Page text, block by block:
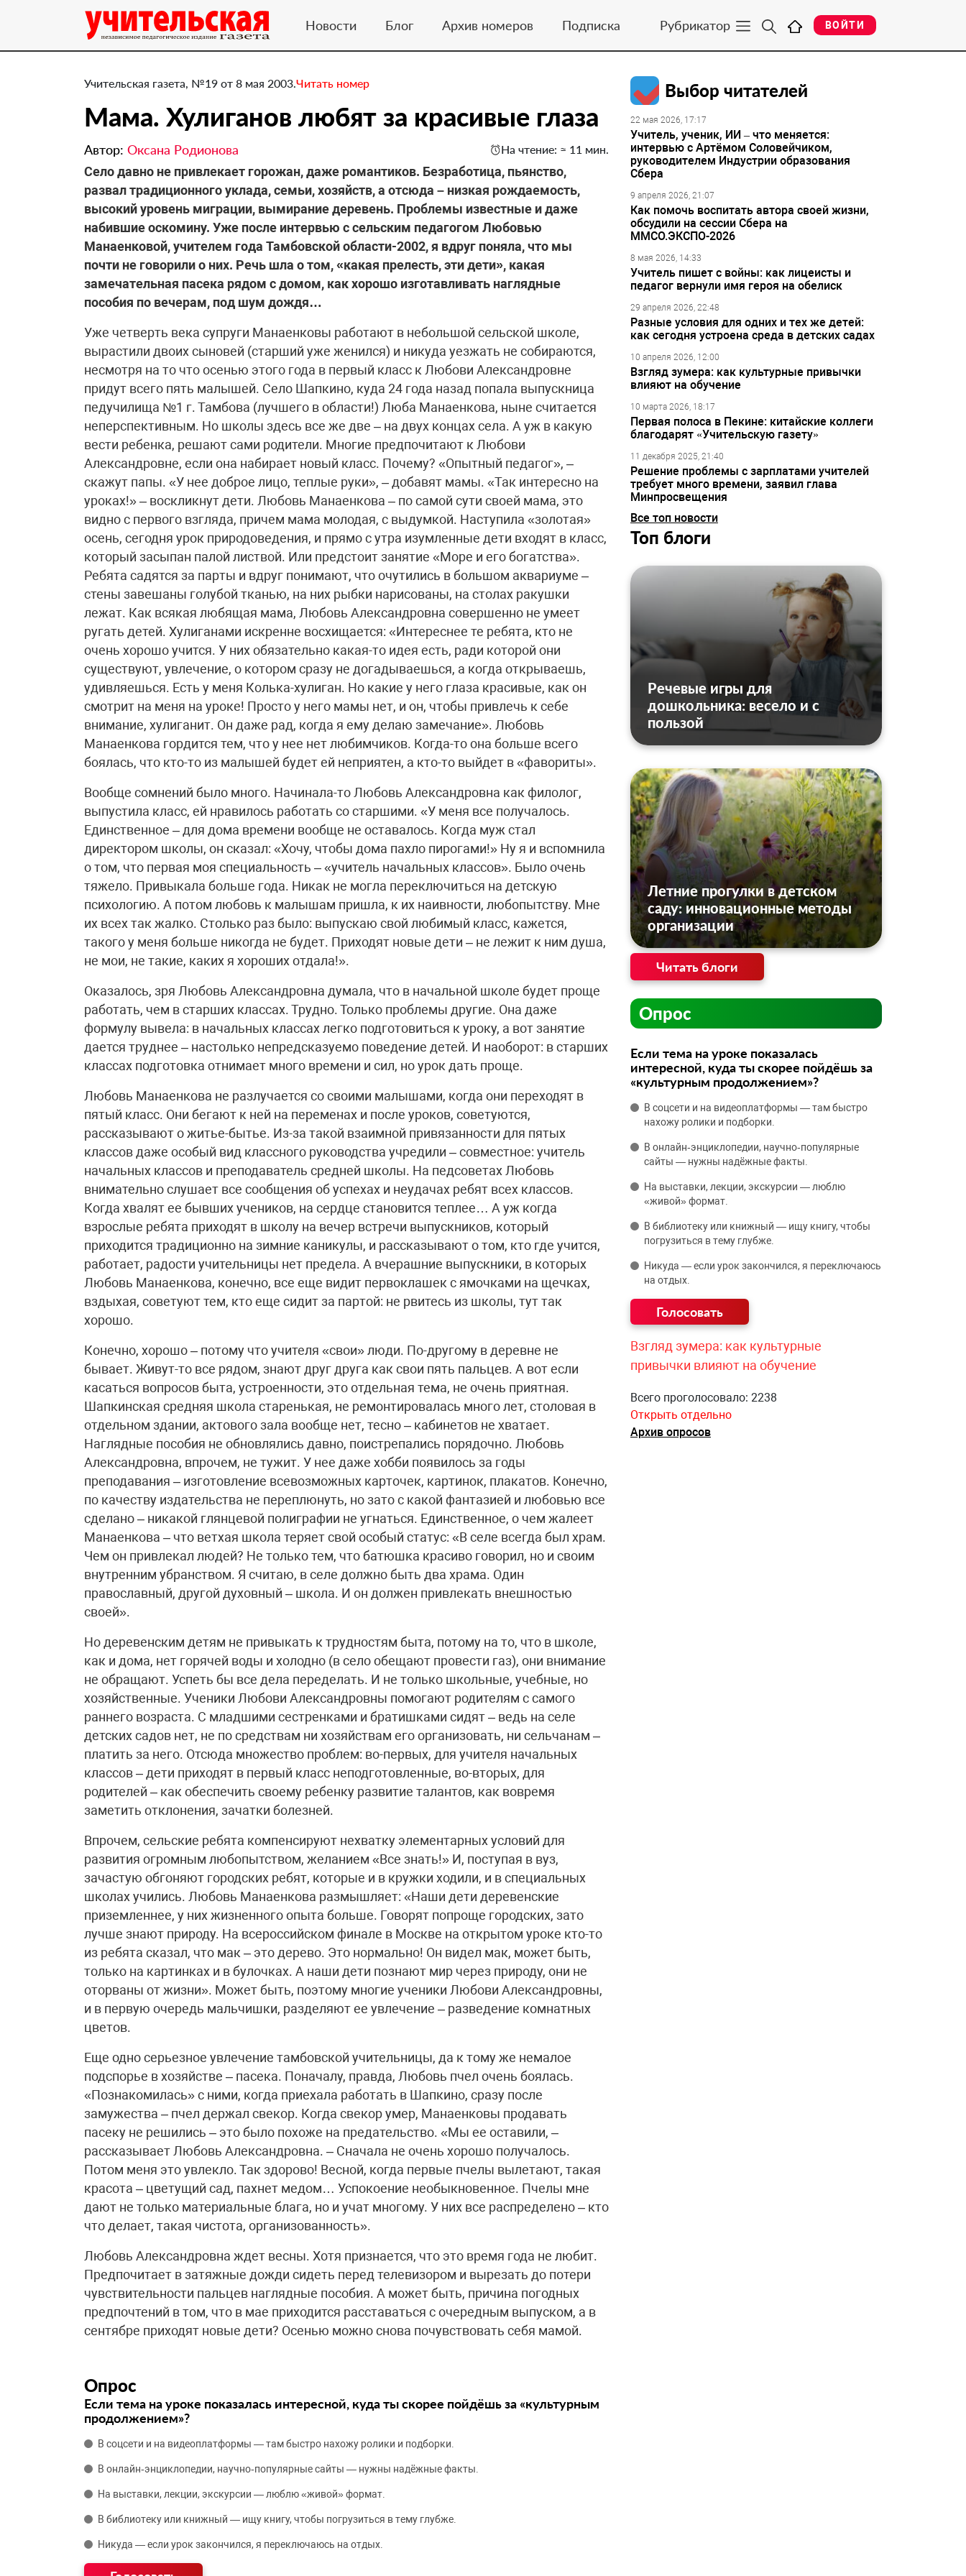
Новости Блог Архив номеров Подписка Рубрикатор ВОЙТИ
Учительская газета, №19 от 8 мая 2003.Читать номер
Мама. Хулиганов любят за красивые глаза
Автор: Оксана Родионова На чтение: ≈ 11 мин.
Село давно не привлекает горожан, даже романтиков. Безработица, пьянство,
развал традиционного уклада, семьи, хозяйств, а отсюда – низкая рождаемость,
высокий уровень миграции, вымирание деревень. Проблемы известные и даже
набившие оскомину. Уже после интервью с сельским педагогом Любовью
Манаенковой, учителем года Тамбовской области-2002, я вдруг поняла, что мы
почти не говорили о них. Речь шла о том, «какая прелесть, эти дети», какая
замечательная пасека рядом с домом, как хорошо изготавливать наглядные
пособия по вечерам, под шум дождя…
Уже четверть века супруги Манаенковы работают в небольшой сельской школе,
вырастили двоих сыновей (старший уже женился) и никуда уезжать не собираются,
несмотря на то что осенью этого года в первый класс к Любови Александровне
придут всего пять малышей. Село Шапкино, куда 24 года назад попала выпускница
педучилища №1 г. Тамбова (лучшего в области!) Люба Манаенкова, ныне считается
неперспективным. Но школы здесь все же две – на двух концах села. А уж в какую
вести ребенка, решают сами родители. Многие предпочитают к Любови
Александровне, если она набирает новый класс. Почему? «Опытный педагог», –
скажут папы. «У нее доброе лицо, теплые руки», – добавят мамы. «Так интересно на
уроках!» – воскликнут дети. Любовь Манаенкова – по самой сути своей мама, это
видно с первого взгляда, причем мама молодая, с выдумкой. Наступила «золотая»
осень, сегодня урок природоведения, и прямо с утра изумленные дети входят в класс,
который засыпан палой листвой. Или предстоит занятие «Море и его богатства».
Ребята садятся за парты и вдруг понимают, что очутились в большом аквариуме –
стены завешаны голубой тканью, на них рыбки нарисованы, на столах ракушки
лежат. Как всякая любящая мама, Любовь Александровна совершенно не умеет
ругать детей. Хулиганами искренне восхищается: «Интереснее те ребята, кто не
очень хорошо учится. У них обязательно какая-то идея есть, ради которой они
существуют, увлечение, о котором сразу не догадываешься, а когда открываешь,
удивляешься. Есть у меня Колька-хулиган. Но какие у него глаза красивые, как он
смотрит на меня на уроке! Просто у него мамы нет, и он, чтобы привлечь к себе
внимание, хулиганит. Он даже рад, когда я ему делаю замечание». Любовь
Манаенкова гордится тем, что у нее нет любимчиков. Когда-то она больше всего
боялась, что кто-то из малышей будет ей неприятен, а кто-то выйдет в «фавориты».
Вообще сомнений было много. Начинала-то Любовь Александровна как филолог,
выпустила класс, ей нравилось работать со старшими. «У меня все получалось.
Единственное – для дома времени вообще не оставалось. Когда муж стал
директором школы, он сказал: «Хочу, чтобы дома пахло пирогами!» Ну я и вспомнила
о том, что первая моя специальность – «учитель начальных классов». Было очень
тяжело. Привыкала больше года. Никак не могла переключиться на детскую
психологию. А потом любовь к малышам пришла, к их наивности, любопытству. Мне
их всех так жалко. Столько раз было: выпускаю свой любимый класс, кажется,
такого у меня больше никогда не будет. Приходят новые дети – не лежит к ним душа,
не мои, не такие, каких я хороших отдала!».
Оказалось, зря Любовь Александровна думала, что в начальной школе будет проще
работать, чем в старших классах. Трудно. Только проблемы другие. Она даже
формулу вывела: в начальных классах легко подготовиться к уроку, а вот занятие
дается труднее – настолько непредсказуемо поведение детей. И наоборот: в старших
классах подготовка отнимает много времени и сил, но урок дать проще.
Любовь Манаенкова не разлучается со своими малышами, когда они переходят в
пятый класс. Они бегают к ней на переменах и после уроков, советуются,
рассказывают о житье-бытье. Из-за такой взаимной привязанности для пятых
классов даже особый вид классного руководства учредили – совместное: учитель
начальных классов и преподаватель средней школы. На педсоветах Любовь
внимательно слушает все сообщения об успехах и неудачах ребят всех классов.
Когда хвалят ее бывших учеников, на сердце становится теплее… А уж когда
взрослые ребята приходят в школу на вечер встречи выпускников, который
приходится традиционно на зимние каникулы, и рассказывают о том, кто где учится,
работает, радости учительницы нет предела. А вчерашние выпускники, в которых
Любовь Манаенкова, конечно, все еще видит первоклашек с ямочками на щечках,
вздыхая, советуют тем, кто еще сидит за партой: не рвитесь из школы, тут так
хорошо.
Конечно, хорошо – потому что учителя «свои» люди. По-другому в деревне не
бывает. Живут-то все рядом, знают друг друга как свои пять пальцев. А вот если
касаться вопросов быта, устроенности, это отдельная тема, не очень приятная.
Шапкинская средняя школа старенькая, не ремонтировалась много лет, столовая в
отдельном здании, актового зала вообще нет, тесно – кабинетов не хватает.
Наглядные пособия не обновлялись давно, поистрепались порядочно. Любовь
Александровна, впрочем, не тужит. У нее даже хобби появилось за годы
преподавания – изготовление всевозможных карточек, картинок, плакатов. Конечно,
по качеству издательства не переплюнуть, но зато с какой фантазией и любовью все
сделано – никакой глянцевой полиграфии не угнаться. Единственное, о чем жалеет
Манаенкова – что ветхая школа теряет свой особый статус: «В селе всегда был храм.
Чем он привлекал людей? Не только тем, что батюшка красиво говорил, но и своим
внутренним убранством. Я считаю, в селе должно быть два храма. Один
православный, другой духовный – школа. И он должен привлекать внешностью
своей».
Но деревенским детям не привыкать к трудностям быта, потому на то, что в школе,
как и дома, нет горячей воды и холодно (в село обещают провести газ), они внимание
не обращают. Успеть бы все дела переделать. И не только школьные, учебные, но
хозяйственные. Ученики Любови Александровны помогают родителям с самого
раннего возраста. С младшими сестренками и братишками сидят – ведь на селе
детских садов нет, не по средствам ни хозяйствам его организовать, ни сельчанам –
платить за него. Отсюда множество проблем: во-первых, для учителя начальных
классов – дети приходят в первый класс неподготовленные, во-вторых, для
родителей – как обеспечить своему ребенку развитие талантов, как вовремя
заметить отклонения, зачатки болезней.
Впрочем, сельские ребята компенсируют нехватку элементарных условий для
развития огромным любопытством, желанием «Все знать!» И, поступая в вуз,
зачастую обгоняют городских ребят, которые и в кружки ходили, и в специальных
школах учились. Любовь Манаенкова размышляет: «Наши дети деревенские
приземленнее, у них жизненного опыта больше. Говорят попроще городских, зато
лучше знают природу. На всероссийском финале в Москве на открытом уроке кто-то
из ребята сказал, что мак – это дерево. Это нормально! Он видел мак, может быть,
только на картинках и в булочках. А наши дети познают мир через природу, они не
оторваны от жизни». Может быть, поэтому многие ученики Любови Александровны,
и в первую очередь мальчишки, разделяют ее увлечение – разведение комнатных
цветов.
Еще одно серьезное увлечение тамбовской учительницы, да к тому же немалое
подспорье в хозяйстве – пасека. Поначалу, правда, Любовь пчел очень боялась.
«Познакомилась» с ними, когда приехала работать в Шапкино, сразу после
замужества – пчел держал свекор. Когда свекор умер, Манаенковы продавать
пасеку не решились – это было похоже на предательство. «Мы ее оставили, –
рассказывает Любовь Александровна. – Сначала не очень хорошо получалось.
Потом меня это увлекло. Так здорово! Весной, когда первые пчелы вылетают, такая
красота – цветущий сад, пахнет медом… Успокоение необыкновенное. Пчелы мне
дают не только материальные блага, но и учат многому. У них все распределено – кто
что делает, такая чистота, организованность».
Любовь Александровна ждет весны. Хотя признается, что это время года не любит.
Предпочитает в затяжные дожди сидеть перед телевизором и вырезать до потери
чувствительности пальцев наглядные пособия. А может быть, причина погодных
предпочтений в том, что в мае приходится расставаться с очередным выпуском, а в
сентябре приходят новые дети? Осенью можно снова почувствовать себя мамой.
Опрос
Если тема на уроке показалась интересной, куда ты скорее пойдёшь за «культурным
продолжением»?
В соцсети и на видеоплатформы — там быстро нахожу ролики и подборки.
В онлайн‑энциклопедии, научно‑популярные сайты — нужны надёжные факты.
На выставки, лекции, экскурсии — люблю «живой» формат.
В библиотеку или книжный — ищу книгу, чтобы погрузиться в тему глубже.
Никуда — если урок закончился, я переключаюсь на отдых.
Выбор читателей
22 мая 2026, 17:17
Учитель, ученик, ИИ – что меняется:
интервью с Артёмом Соловейчиком,
руководителем Индустрии образования
Сбера
9 апреля 2026, 21:07
Как помочь воспитать автора своей жизни,
обсудили на сессии Сбера на
ММСО.ЭКСПО-2026
8 мая 2026, 14:33
Учитель пишет с войны: как лицеисты и
педагог вернули имя героя на обелиск
29 апреля 2026, 22:48
Разные условия для одних и тех же детей:
как сегодня устроена среда в детских садах
10 апреля 2026, 12:00
Взгляд зумера: как культурные привычки
влияют на обучение
10 марта 2026, 18:17
Первая полоса в Пекине: китайские коллеги
благодарят «Учительскую газету»
11 декабря 2025, 21:40
Решение проблемы с зарплатами учителей
требует много времени, заявил глава
Минпросвещения
Все топ новости
Топ блоги
Речевые игры для
дошкольника: весело и с
пользой
Летние прогулки в детском
саду: инновационные методы
организации
Читать блоги
Опрос
Если тема на уроке показалась
интересной, куда ты скорее пойдёшь за
«культурным продолжением»?
В соцсети и на видеоплатформы — там быстро
нахожу ролики и подборки.
В онлайн‑энциклопедии, научно‑популярные
сайты — нужны надёжные факты.
На выставки, лекции, экскурсии — люблю
«живой» формат.
В библиотеку или книжный — ищу книгу, чтобы
погрузиться в тему глубже.
Никуда — если урок закончился, я переключаюсь
на отдых.
Взгляд зумера: как культурные
привычки влияют на обучение
Всего проголосовало: 2238
Открыть отдельно
Архив опросов